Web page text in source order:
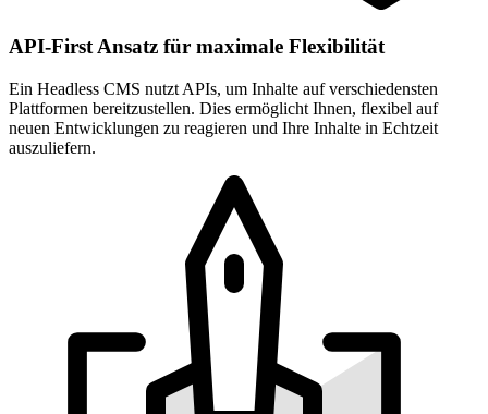
API-First Ansatz für maximale Flexibilität
Ein Headless CMS nutzt APIs, um Inhalte auf verschiedensten
Plattformen bereitzustellen. Dies ermöglicht Ihnen, flexibel auf
neuen Entwicklungen zu reagieren und Ihre Inhalte in Echtzeit
auszuliefern.